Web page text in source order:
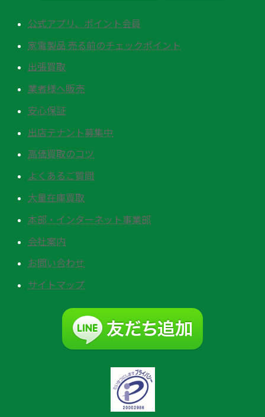
公式アプリ、ポイント会員
家電製品 売る前のチェックポイント
出張買取
業者様へ販売
安心保証
出店テナント募集中
高価買取のコツ
よくあるご質問
大量在庫買取
本部・インターネット事業部
会社案内
お問い合わせ
サイトマップ